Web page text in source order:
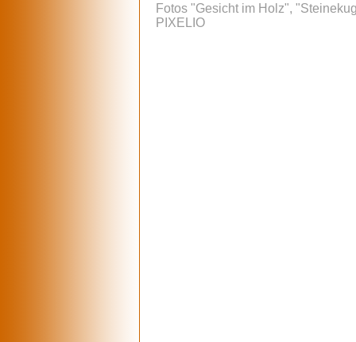
Fotos "Gesicht im Holz",
PIXELIO